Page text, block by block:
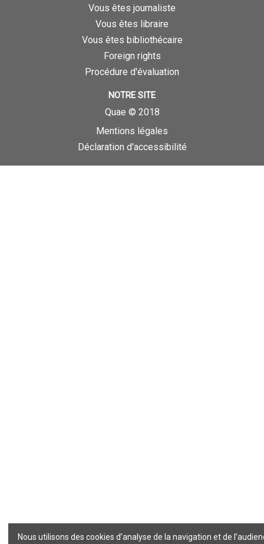
Nous utilisons des cookies d’analyse de la navigation et de
Vous êtes journaliste
Vous êtes libraire
Vous êtes bibliothécaire
Foreign rights
Procédure d'évaluation
NOTRE SITE
Quae © 2018
Mentions légales
Déclaration d'accessibilité